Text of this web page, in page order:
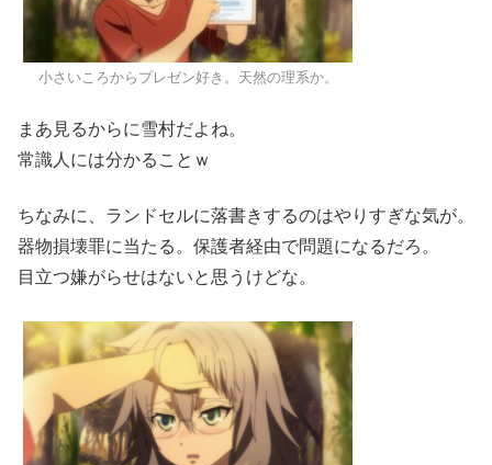
小さいころからプレゼン好き。天然の理系か。
まあ見るからに雪村だよね。
常識人には分かることｗ
ちなみに、ランドセルに落書きするのはやりすぎな気が。
器物損壊罪に当たる。保護者経由で問題になるだろ。
目立つ嫌がらせはないと思うけどな。